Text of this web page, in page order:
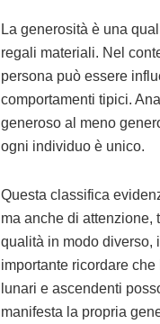
La generosità è una
regali materiali. Nel
persona può essere
comportamenti tipici.
generoso al meno
ogni individuo è unico.
Questa classifica
ma anche di attenzione,
qualità in modo diverso,
importante ricordare
lunari e ascendenti
manifesta la propria